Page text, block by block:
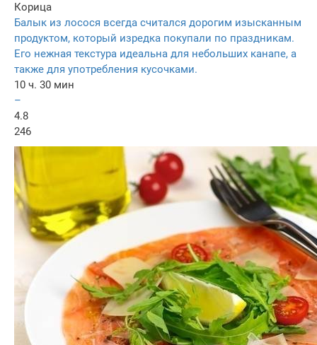
Корица
Балык из лосося всегда считался дорогим изысканным
продуктом, который изредка покупали по праздникам.
Его нежная текстура идеальна для небольших канапе, а
также для употребления кусочками.
10 ч. 30 мин
–
4.8
246